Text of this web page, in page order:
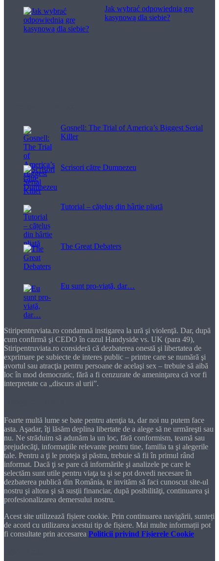
Jak wybrać odpowiednią grę
kasynową dla siebie?
Gosnell: The Trial of America’s Biggest Serial
Killer
Scrisori către Dumnezeu
Tutorial – cățeluș din hârtie pliată
The Great Debaters
Eu sunt pro-viață, dar…
Stiripentruviata.ro condamnă instigarea la ură şi violenţă. Dar, după
cum confirmă şi CEDO în cazul Handyside vs. UK (para 49),
Stiripentruviata.ro consideră că dezbaterea onestă şi libertatea de
exprimare pe subiecte de interes public – printre care se numără şi
avortul sau atracţia pentru persoane de acelaşi sex – trebuie să aibă
loc în mod democratic, fără a fi cenzurate de ameninţarea că vor fi
interpretate ca „discurs al urii”.
Foarte multă lume se bate pentru atenţia ta, dar noi nu putem face
asta. Aşadar, îţi lăsăm deplina libertate de a alege să ne urmăreşti sau
nu. Ne străduim să adunăm la un loc, fără conformism, teamă sau
prejudecăţi, informaţiile relevante pentru tine, familia ta şi alegerile
tale. Pentru a ţi le proteja şi păstra, trebuie să fii în primul rând
informat. Dacă ţi se pare că informările şi analizele pe care le
selectăm sunt utile pentru viaţa ta şi se pot dovedi necesare în
dezbaterea publică din România, te invităm să faci cunoscut site-ul
nostru şi altora şi să susţii financiar, după posibilităţi, continuarea şi
profesionalizarea demersului nostru.
Acest site utilizează fișiere cookie. Prin continuarea navigării, sunteți
de acord cu utilizarea acestui tip de fișiere. Mai multe informații pot
fi consultate prin accesarea Politicii privind Fișierele Cookie